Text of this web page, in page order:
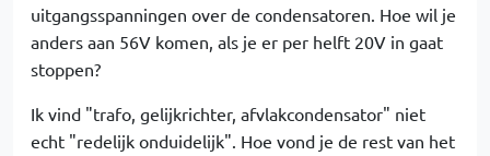
uitgangsspanningen over de condensatoren. Hoe wil je
anders aan 56V komen, als je er per helft 20V in gaat
stoppen?
Ik vind "trafo, gelijkrichter, afvlakcondensator" niet
echt "redelijk onduidelijk". Hoe vond je de rest van het